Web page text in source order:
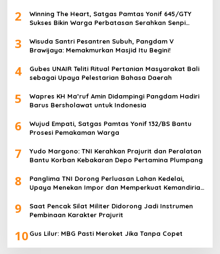
2
Winning The Heart, Satgas Pamtas Yonif 645/GTY
Sukses Bikin Warga Perbatasan Serahkan Senpi
3
Wisuda Santri Pesantren Subuh, Pangdam V
Brawijaya: Memakmurkan Masjid Itu Begini!
4
Gubes UNAIR Teliti Ritual Pertanian Masyarakat Bali
sebagai Upaya Pelestarian Bahasa Daerah
5
Wapres KH Ma’ruf Amin Didampingi Pangdam Hadiri
Barus Bersholawat untuk Indonesia
6
Wujud Empati, Satgas Pamtas Yonif 132/BS Bantu
Prosesi Pemakaman Warga
7
Yudo Margono: TNI Kerahkan Prajurit dan Peralatan
Bantu Korban Kebakaran Depo Pertamina Plumpang
8
Panglima TNI Dorong Perluasan Lahan Kedelai,
Upaya Menekan Impor dan Memperkuat Kemandirian
9
Saat Pencak Silat Militer Didorong Jadi Instrumen
Pembinaan Karakter Prajurit
10 Gus Lilur: MBG Pasti Meroket Jika Tanpa Copet